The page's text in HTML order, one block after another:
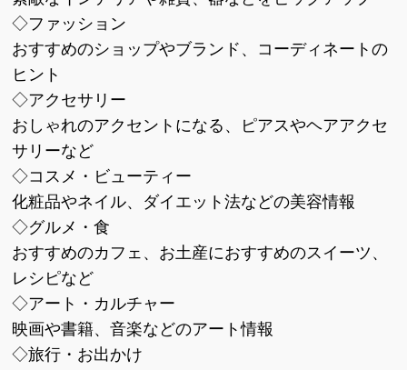
◇ファッション
おすすめのショップやブランド、コーディネートの
ヒント
◇アクセサリー
おしゃれのアクセントになる、ピアスやヘアアクセ
サリーなど
◇コスメ・ビューティー
化粧品やネイル、ダイエット法などの美容情報
◇グルメ・食
おすすめのカフェ、お土産におすすめのスイーツ、
レシピなど
◇アート・カルチャー
映画や書籍、音楽などのアート情報
◇旅行・お出かけ